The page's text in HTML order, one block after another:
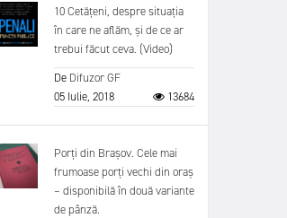
10 Cetățeni, despre situația
în care ne aflăm, și de ce ar
trebui făcut ceva. (Video)
De Difuzor GF
05 Iulie, 2018
13684
Porți din Brașov. Cele mai
frumoase porți vechi din oraș
– disponibilă în două variante
de pânză.